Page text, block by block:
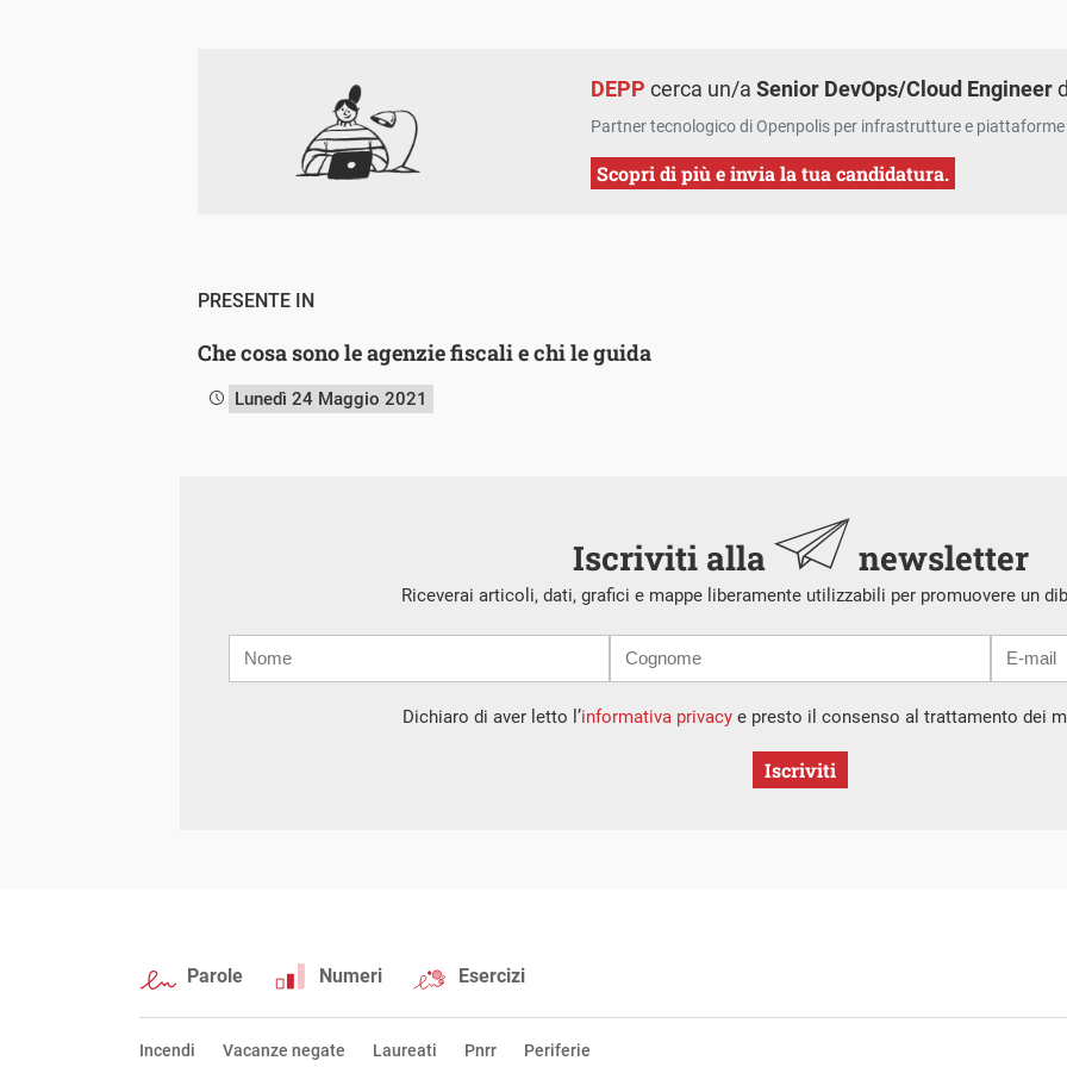
DEPP cerca un/aSenior DevOps/Cloud Engineer
Partner tecnologico di Openpolis per infrastrutture e
Scopri di più e invia la tua candidatura.
PRESENTE IN
Che cosa sono le agenzie fiscali e chi le guida
Lunedì 24 Maggio 2021
Iscriviti alla newsletter
Riceverai articoli, dati, grafici e mappe liberamente utilizzabili per promuovere un
mail
Dichiaro di aver letto l’informativa privacye presto il consenso al trattamento dei
Iscriviti
Parole Numeri Esercizi
Incendi Vacanze negate Laureati Pnrr Periferie